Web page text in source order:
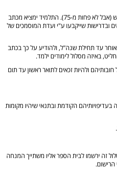
במקרים חריגים ובאישור ועדת המדרשה יוכל מועמד להתקבל על תנאי, כאשר רמת ציוניו נמוכה מהנדרש (אבל לא פחות מ-75). התלמיד ימציא מכתב
ובדרישות שייקבעו ע"י ועדת המוסמכים של
עד תחילת שנה"ל, ולהודיע על כך בכתב
באיזה מסלול לימודים ילמד.
ולהיות זכאים לתואר ראשון עד תום
הקודמת ובתנאי שיהיו מקומות
זה ירשמו לבית הספר אליו משתייך המנחה